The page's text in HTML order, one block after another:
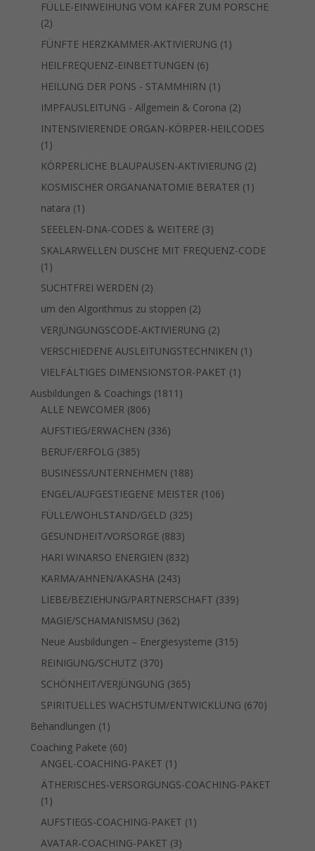
FÜLLE-EINWEIHUNG VOM KÄFER ZUM PORSCHE
22
Produkte
FÜNFTE HERZKAMMER-AKTIVIERUNG 1 1
HEILFREQUENZ-EINBETTUNGEN 66
Produkte
HEILUNG DER PONS - STAMMHIRN 1 1
Produkt
IMPFAUSLEITUNG - Allgemein & Corona 22
Produkte
INTENSIVIERENDE ORGAN-KÖRPER-HEILCODES
1 1
Produkt
KÖRPERLICHE BLAUPAUSEN-AKTIVIERUNG 22
Produkte
KOSMISCHER ORGANANATOMIE BERATER 1 1
natara 1 1
Produkt
SEEELEN-DNA-CODES & WEITERE 33
Produkte
SKALARWELLEN DUSCHE MIT FREQUENZ-CODE
1 1
Produkt
SUCHTFREI WERDEN 22
Produkte
um den Algorithmus zu stoppen 22
Produkte
VERJÜNGUNGSCODE-AKTIVIERUNG 22
Produkte
VERSCHIEDENE AUSLEITUNGSTECHNIKEN 1 1
VIELFÄLTIGES DIMENSIONSTOR-PAKET 1 1
Ausbildungen & Coachings 1811 1811
ALLE NEWCOMER 806806
Produkte
AUFSTIEG/ERWACHEN 336336
BERUF/ERFOLG 385385
Produkte
BUSINESS/UNTERNEHMEN 188188
Produkte
ENGEL/AUFGESTIEGENE MEISTER 106106
FÜLLE/WOHLSTAND/GELD 325325
GESUNDHEIT/VORSORGE 883883
Produkte
HARI WINARSO ENERGIEN 832832
KARMA/AHNEN/AKASHA 243243
Produkte
LIEBE/BEZIEHUNG/PARTNERSCHAFT 339339
MAGIE/SCHAMANISMSU 362362
Produkte
Neue Ausbildungen – Energiesysteme 315315
REINIGUNG/SCHUTZ 370370
Produkte
SCHÖNHEIT/VERJÜNGUNG 365365
Produkte
SPIRITUELLES WACHSTUM/ENTWICKLUNG 670670
Behandlungen 1 1
Produkt
Coaching Pakete 6060
Produkte
ANGEL-COACHING-PAKET 1 1
Produkt
ÄTHERISCHES-VERSORGUNGS-COACHING-PAKET
1 1
Produkt
AUFSTIEGS-COACHING-PAKET 1 1
AVATAR-COACHING-PAKET 33